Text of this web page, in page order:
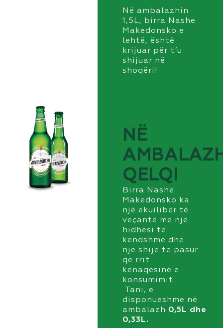
Në ambalazhin
1,5L, birra Nashe
Makedonsko e
lehtë, është
krijuar për t’u
shijuar në
shoqëri!
NË
QELQI
Birra Nashe
Makedonsko ka
një ekuilibër të
veçantë me një
hidhësi të
këndshme dhe
një shije të pasur
që rrit
kënaqësinë e
konsumimit.
Tani, e
disponueshme në
ambalazh 0,5 L dhe
0,33 L.